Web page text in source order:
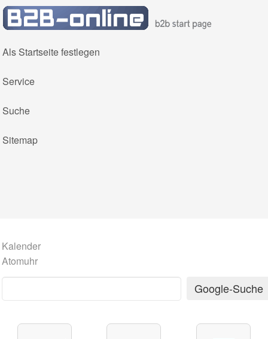
Als Startseite festlegen
Service
Suche
Sitemap
Kalender
Atomuhr